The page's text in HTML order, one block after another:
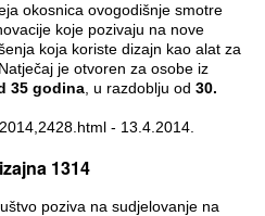
okosnica ovogodišnje smotre
koje pozivaju na nove
koja koriste dizajn kao alat za
je otvoren za osobe iz
35 godina, u razdoblju od 30.
- 13.4.2014.
1314
poziva na sudjelovanje na